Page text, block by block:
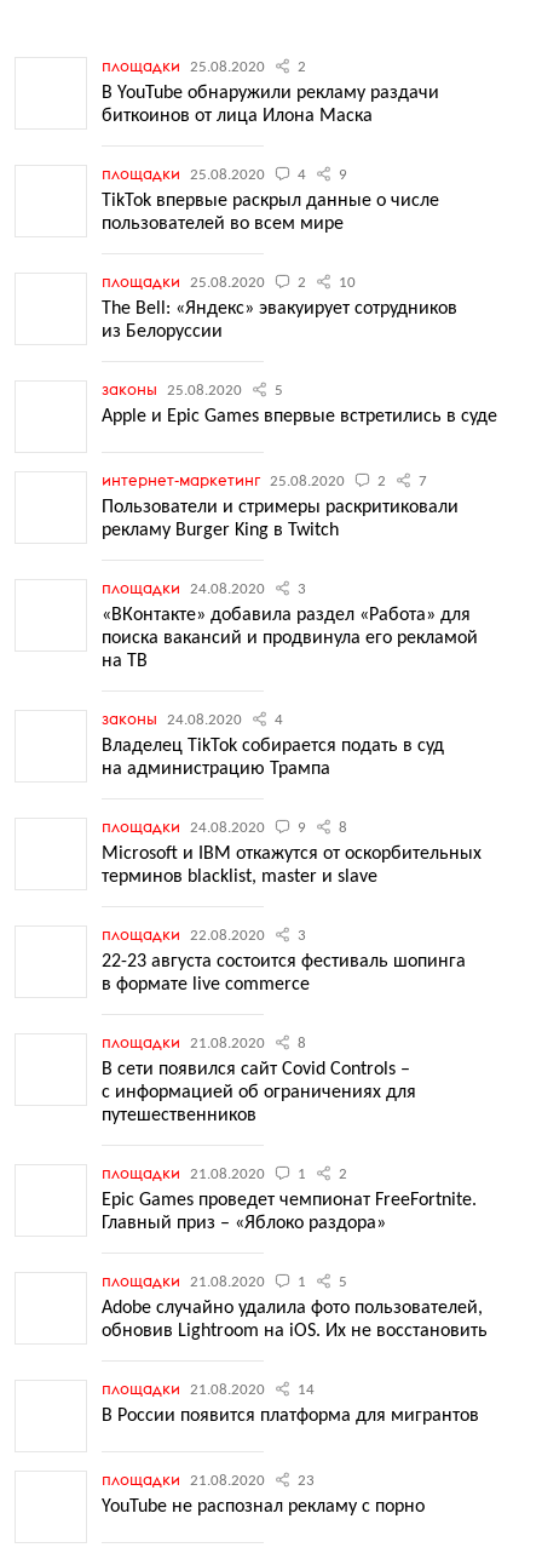
площадки 25.08.2020 2
В YouTube обнаружили рекламу раздачи
биткоинов от лица Илона Маска
площадки 25.08.2020 4 9
TikTok впервые раскрыл данные о числе
пользователей во всем мире
площадки 25.08.2020 2 10
The Bell: «Яндекс» эвакуирует сотрудников
из Белоруссии
законы 25.08.2020 5
Apple и Epic Games впервые встретились в суде
интернет-маркетинг 25.08.2020 2 7
Пользователи и стримеры раскритиковали
рекламу Burger King в Twitch
площадки 24.08.2020 3
«ВКонтакте» добавила раздел «Работа» для
поиска вакансий и продвинула его рекламой
на ТВ
законы 24.08.2020 4
Владелец TikTok собирается подать в суд
на администрацию Трампа
площадки 24.08.2020 9 8
Microsoft и IBM откажутся от оскорбительных
терминов blacklist, master и slave
площадки 22.08.2020 3
22-23 августа состоится фестиваль шопинга
в формате live commerce
площадки 21.08.2020 8
В сети появился сайт Covid Controls –
с информацией об ограничениях для
путешественников
площадки 21.08.2020 1 2
Epic Games проведет чемпионат FreeFortnite.
Главный приз – «Яблоко раздора»
площадки 21.08.2020 1 5
Adobe случайно удалила фото пользователей,
обновив Lightroom на iOS. Их не восстановить
площадки 21.08.2020 14
В России появится платформа для мигрантов
площадки 21.08.2020 23
YouTube не распознал рекламу с порно